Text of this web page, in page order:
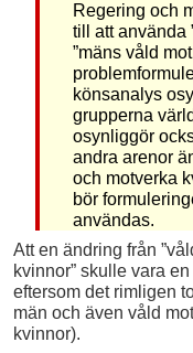
Regering och
till att använda
”mäns våld
könsanalys
grupperna
osynliggör
andra arenor
och motverka
bör
användas.
Att en ändring från
kvinnor” skulle vara
eftersom det rimligen
män och även våld
kvinnor).